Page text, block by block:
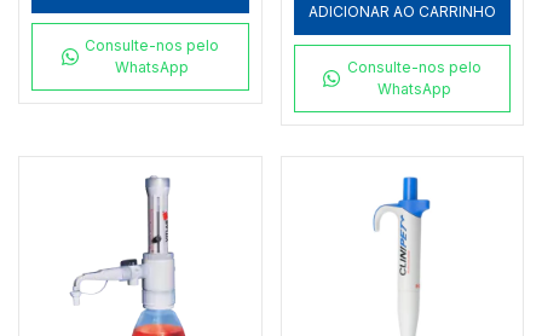
Consulte-nos pelo
WhatsApp
ADICIONAR AO CARRINHO
Consulte-nos pelo
WhatsApp